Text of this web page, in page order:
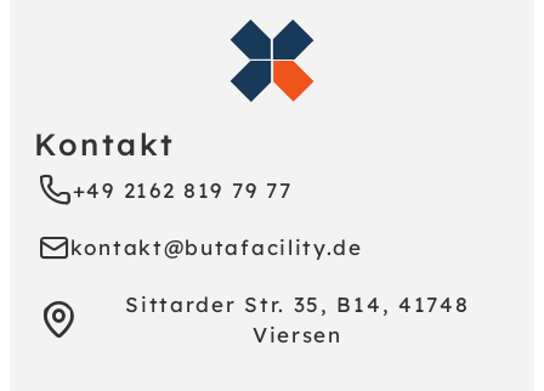
Kontakt
+49 2162 819 79 77
kontakt@butafacility.de
Sittarder Str. 35, B14, 41748
Viersen